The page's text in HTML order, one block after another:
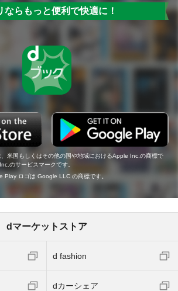
ならもっと便利で快適に！
米国もしくはその他の国や地域におけるApple Inc.の商標で
のサービスマークです。
Play ロゴは Google LLC の商標です。
dマーケットストア
d fashion
dカーシェア